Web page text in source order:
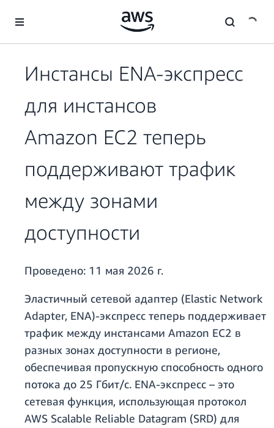
Перейти к главному контенту
Инстансы ENA-экспресс
для инстансов
Amazon EC2 теперь
поддерживают трафик
между зонами
доступности
Проведено: 11 мая 2026 г.
Эластичный сетевой адаптер (Elastic Network
Adapter, ENA)-экспресс теперь поддерживает
трафик между инстансами Amazon EC2 в
разных зонах доступности в регионе,
обеспечивая пропускную способность одного
потока до 25 Гбит/с. ENA-экспресс – это
сетевая функция, использующая протокол
AWS Scalable Reliable Datagram (SRD) для